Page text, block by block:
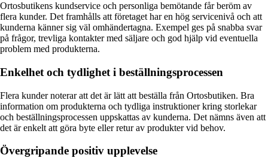
Ortosbutikens kundservice och personliga bemötande får beröm av
flera kunder. Det framhålls att företaget har en hög servicenivå och att
kunderna känner sig väl omhändertagna. Exempel ges på snabba svar
på frågor, trevliga kontakter med säljare och god hjälp vid eventuella
problem med produkterna.
Enkelhet och tydlighet i beställningsprocessen
Flera kunder noterar att det är lätt att beställa från Ortosbutiken. Bra
information om produkterna och tydliga instruktioner kring storlekar
och beställningsprocessen uppskattas av kunderna. Det nämns även att
det är enkelt att göra byte eller retur av produkter vid behov.
Övergripande positiv upplevelse